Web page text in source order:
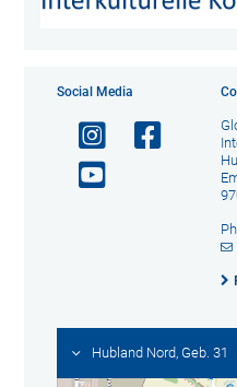
Social Media
Hubland Nord, Geb. 31